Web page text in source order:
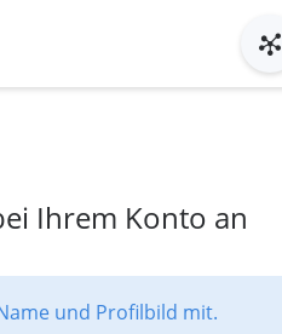
Ihrem Konto an
und Profilbild mit.